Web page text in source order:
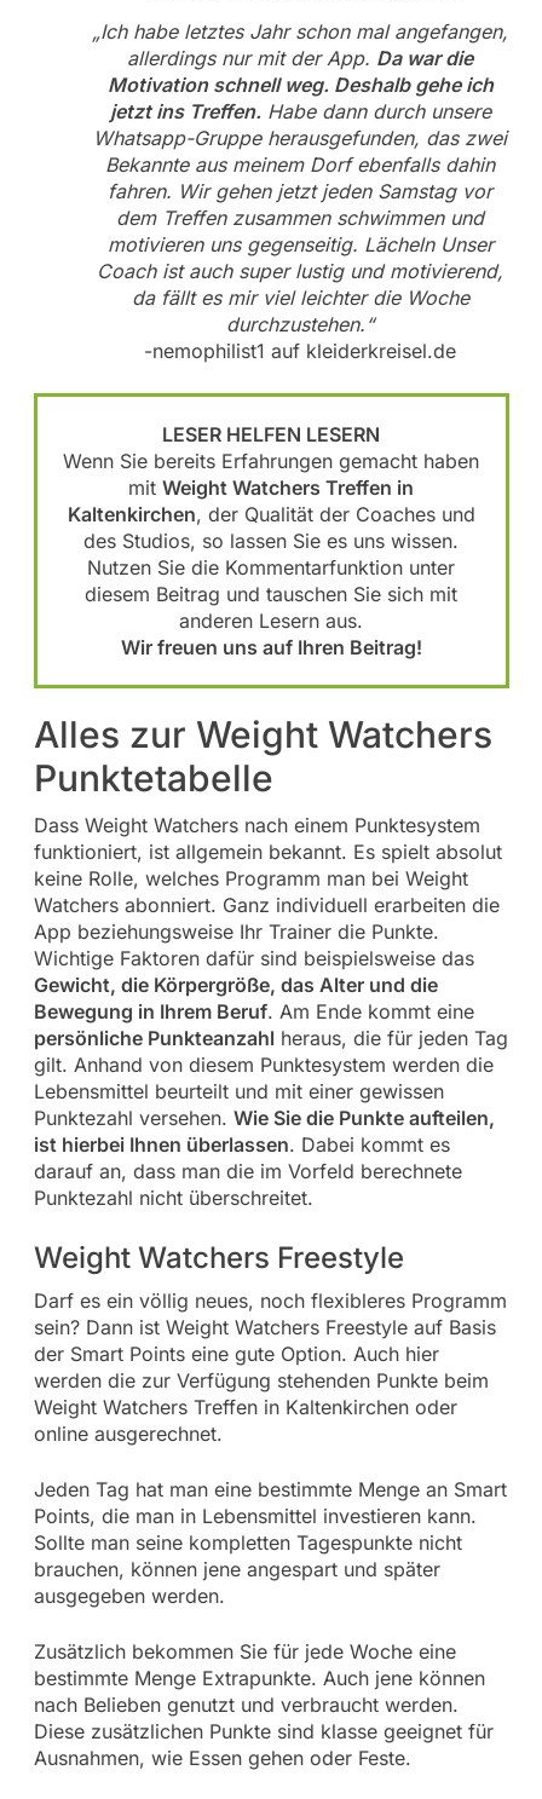
„Ich habe letztes Jahr schon mal angefangen,
allerdings nur mit der App. Da war die
Motivation schnell weg. Deshalb gehe ich
jetzt ins Treffen. Habe dann durch unsere
Whatsapp-Gruppe herausgefunden, das zwei
Bekannte aus meinem Dorf ebenfalls dahin
fahren. Wir gehen jetzt jeden Samstag vor
dem Treffen zusammen schwimmen und
motivieren uns gegenseitig. Lächeln Unser
Coach ist auch super lustig und motivierend,
da fällt es mir viel leichter die Woche
durchzustehen.“
-nemophilist1 auf kleiderkreisel.de
LESER HELFEN LESERN
Wenn Sie bereits Erfahrungen gemacht haben
mit Weight Watchers Treffen in
Kaltenkirchen, der Qualität der Coaches und
des Studios, so lassen Sie es uns wissen.
Nutzen Sie die Kommentarfunktion unter
diesem Beitrag und tauschen Sie sich mit
anderen Lesern aus.
Wir freuen uns auf Ihren Beitrag!
Alles zur Weight Watchers
Punktetabelle
Dass Weight Watchers nach einem Punktesystem
funktioniert, ist allgemein bekannt. Es spielt absolut
keine Rolle, welches Programm man bei Weight
Watchers abonniert. Ganz individuell erarbeiten die
App beziehungsweise Ihr Trainer die Punkte.
Wichtige Faktoren dafür sind beispielsweise das
Gewicht, die Körpergröße, das Alter und die
Bewegung in Ihrem Beruf. Am Ende kommt eine
persönliche Punkteanzahl heraus, die für jeden Tag
gilt. Anhand von diesem Punktesystem werden die
Lebensmittel beurteilt und mit einer gewissen
Punktezahl versehen. Wie Sie die Punkte aufteilen,
ist hierbei Ihnen überlassen. Dabei kommt es
darauf an, dass man die im Vorfeld berechnete
Punktezahl nicht überschreitet.
Weight Watchers Freestyle
Darf es ein völlig neues, noch flexibleres Programm
sein? Dann ist Weight Watchers Freestyle auf Basis
der Smart Points eine gute Option. Auch hier
werden die zur Verfügung stehenden Punkte beim
Weight Watchers Treffen in Kaltenkirchen oder
online ausgerechnet.
Jeden Tag hat man eine bestimmte Menge an Smart
Points, die man in Lebensmittel investieren kann.
Sollte man seine kompletten Tagespunkte nicht
brauchen, können jene angespart und später
ausgegeben werden.
Zusätzlich bekommen Sie für jede Woche eine
bestimmte Menge Extrapunkte. Auch jene können
nach Belieben genutzt und verbraucht werden.
Diese zusätzlichen Punkte sind klasse geeignet für
Ausnahmen, wie Essen gehen oder Feste.